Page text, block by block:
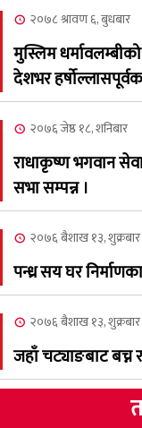
२०७८ श्रावण ६, बुधबार
मुस्लिम
देशभर
२०७६ जेष्ठ १८, शनिबार
राधाकृष्ण भगवान
सभा सम्पन्न ।
२०७६ बैशाख १३, शुक्रबार
पन्ध्र सय घर
२०७६ बैशाख १३, शुक्रबार
जहाँ चट्याङबाट बच्न